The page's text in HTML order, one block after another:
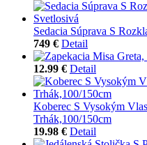
Sedacia Súprava S
749 € Detail
12.99 € Detail
Koberec S Vysokým
Trhák,100/150cm
19.98 € Detail